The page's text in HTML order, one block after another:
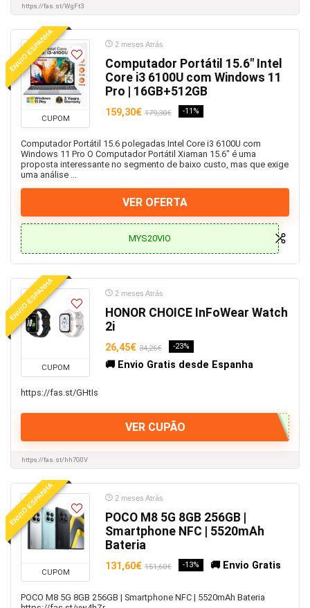
https://fas.st/WgFt3
ENVIO ESPANHA
CUPOM
2 meses Atrás
Computador Portátil 15.6″ Intel
Core i3 6100U com Windows 11
Pro | 16GB+512GB
159,30€ 179,30€ -11%
Computador Portátil 15.6 polegadas Intel Core i3 6100U com
Windows 11 Pro O Computador Portátil Xiaman 15.6" é uma
proposta interessante no segmento de baixo custo, mas que exige
uma análise ...
VER OFERTA
MYS20VIO
ENVIO ESPANHA
CUPOM
2 meses Atrás
HONOR CHOICE InFoWear Watch
2i
26,45€ 34,26€ -23%
🚚 Envio Gratis desde Espanha
https://fas.st/GHtIs
VER CUPÃO
https://fas.st/hh7G0V
ENVIO ESPANHA
CUPOM
2 meses Atrás
POCO M8 5G 8GB 256GB |
Smartphone NFC | 5520mAh
Bateria
131,60€ 151,60€ -13% 🚚 Envio Gratis
POCO M8 5G 8GB 256GB | Smartphone NFC | 5520mAh Bateria